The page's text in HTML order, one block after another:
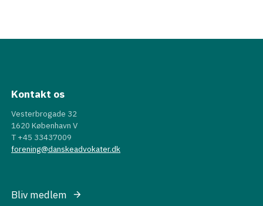
Kontakt os
Vesterbrogade 32
1620 København V
T +45 33437009
forening@danskeadvokater.dk
Bliv medlem